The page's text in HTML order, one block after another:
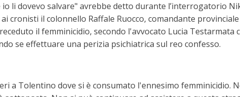
io li dovevo salvare" avrebbe detto durante l’interrogatorio
cronisti il colonnello Raffale Ruocco, comandante
il femminicidio, secondo l'avvocato Lucia
se effettuare una perizia psichiatrica sul reo confesso.
a Tolentino dove si è consumato l'ennesimo femminicidio.